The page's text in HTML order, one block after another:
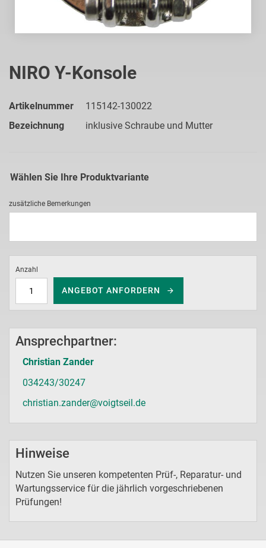
NIRO Y-Konsole
Artikelnummer
115142-130022
Bezeichnung
inklusive Schraube und Mutter
Wählen Sie Ihre Produktvariante
zusätzliche Bemerkungen
Anzahl
ANGEBOT ANFORDERN
Ansprechpartner:
Christian Zander
034243/30247
christian.zander@voigtseil.de
Hinweise
Nutzen Sie unseren kompetenten Prüf-, Reparatur- und
Wartungsservice für die jährlich vorgeschriebenen
Prüfungen!
Anfang
der
springen